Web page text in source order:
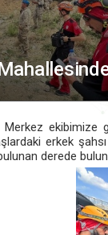
Merkez
erkek
derede